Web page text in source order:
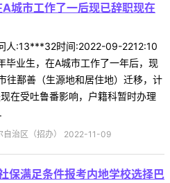
城市工作了一后现已辞职现在
人:13***32时间:2022-09-2212:10
毕业生，在A城市工作了一年后，现
往鄯善（生源地和居住地）迁移，计
在受吐鲁番影响，户籍科暂时办理
自治区（招办） 2022-11-09
保满足条件报考内地学校选择巴